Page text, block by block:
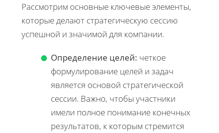
Рассмотрим основные ключевые элементы,
которые делают стратегическую сессию
успешной и значимой для компании.
Определение целей: четкое
формулирование целей и задач
является основой стратегической
сессии. Важно, чтобы участники
имели полное понимание конечных
результатов, к которым стремится